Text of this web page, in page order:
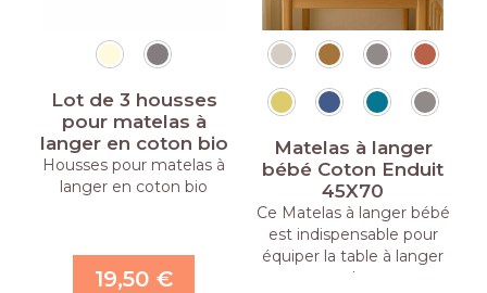
Lot de 3 housses
pour matelas à
langer en coton bio
Housses pour matelas à
langer en coton bio
19,50 €
Matelas à langer
bébé Coton Enduit
45X70
Ce Matelas à langer bébé
est indispensable pour
équiper la table à langer
ou la …